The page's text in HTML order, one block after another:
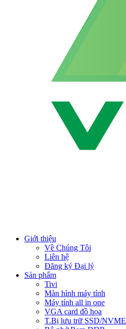
Giới thiệu
Về Chúng Tôi
Liên hệ
Đăng ký Đại lý
Sản phẩm
Tivi
Màn hình máy tính
Máy tính all in one
VGA card đồ họa
T.Bị lưu trữ SSD/NVME